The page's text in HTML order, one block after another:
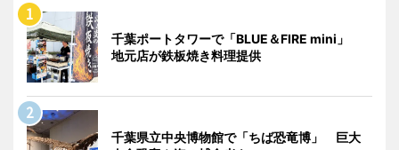
千葉ポートタワーで「BLUE＆FIRE mini」
地元店が鉄板焼き料理提供
千葉県立中央博物館で「ちば恐竜博」 巨大